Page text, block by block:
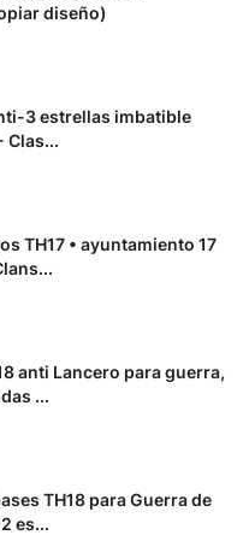
diseño)
3 estrellas imbatible
Clas...
TH17 • ayuntamiento 17
anti Lancero para guerra,
...
TH18 para Guerra de
es...